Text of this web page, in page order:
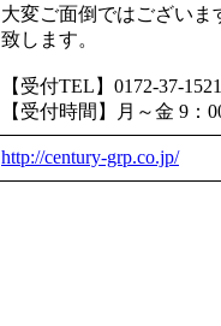
大変ご面倒ではござい
致します。
【受付TEL】0172-37-
【受付時間】月～金 9：
http://century-grp.co.jp/